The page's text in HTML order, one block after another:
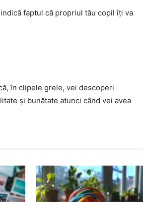
faptul că propriul tău copil îți va
în clipele grele, vei descoperi
și bunătate atunci când vei avea